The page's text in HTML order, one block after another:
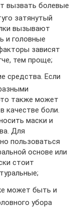
вызвать болевые
затянутый
вызывают
и головные
зависят
тем проще;
средства. Если
также может
качестве боли.
маски и
Для
пользоваться
основе или
стоит
может быть и
убора